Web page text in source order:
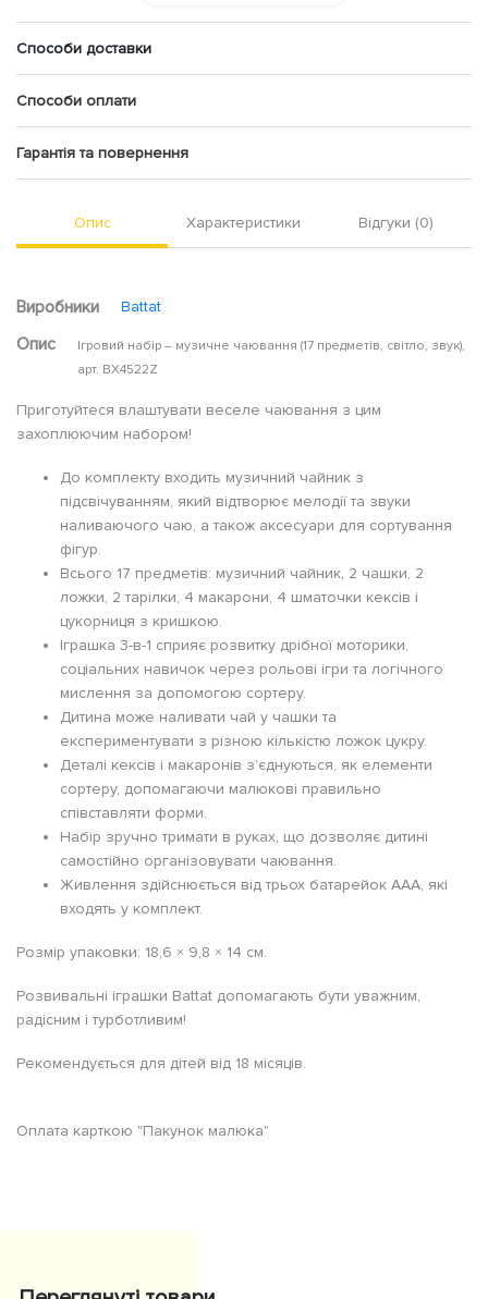
Способи доставки
Способи оплати
Гарантія та повернення
Опис Характеристики Відгуки (0)
Виробники Battat
Опис
Ігровий набір – музичне чаювання (17 предметів, світло, звук),
арт. BX4522Z
Приготуйтеся влаштувати веселе чаювання з цим
захоплюючим набором!
До комплекту входить музичний чайник з
підсвічуванням, який відтворює мелодії та звуки
наливаючого чаю, а також аксесуари для сортування
фігур.
Всього 17 предметів: музичний чайник, 2 чашки, 2
ложки, 2 тарілки, 4 макарони, 4 шматочки кексів і
цукорниця з кришкою.
Іграшка 3-в-1 сприяє розвитку дрібної моторики,
соціальних навичок через рольові ігри та логічного
мислення за допомогою сортеру.
Дитина може наливати чай у чашки та
експериментувати з різною кількістю ложок цукру.
Деталі кексів і макаронів з’єднуються, як елементи
сортеру, допомагаючи малюкові правильно
співставляти форми.
Набір зручно тримати в руках, що дозволяє дитині
самостійно організовувати чаювання.
Живлення здійснюється від трьох батарейок AAA, які
входять у комплект.
Розмір упаковки: 18,6 × 9,8 × 14 см.
Розвивальні іграшки Battat допомагають бути уважним,
радісним і турботливим!
Рекомендується для дітей від 18 місяців.
Оплата карткою "Пакунок малюка"